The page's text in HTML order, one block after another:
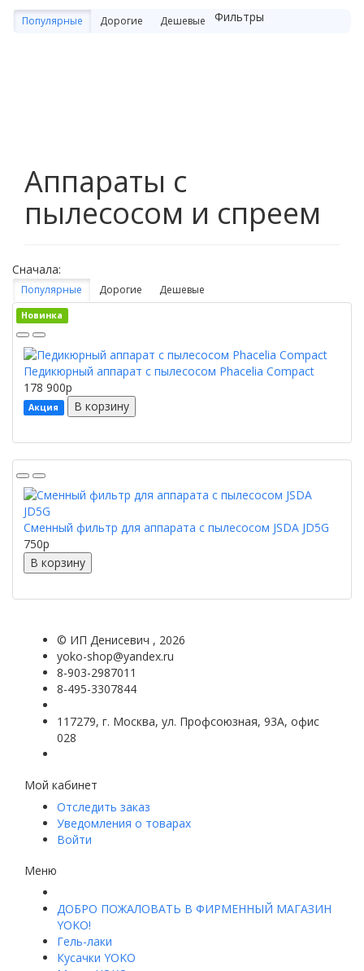
Популярные Дорогие Дешевые Фильтры
Аппараты с
пылесосом и спреем
Сначала:
Популярные Дорогие Дешевые
Новинка
Педикюрный аппарат с пылесосом Phacelia Compact
178 900p
Акция В корзину
Сменный фильтр для аппарата с пылесосом JSDA JD5G
750p
В корзину
© ИП Денисевич , 2026
yoko-shop@yandex.ru
8-903-2987011
8-495-3307844
117279, г. Москва, ул. Профсоюзная, 93А, офис
028
Мой кабинет
Отследить заказ
Уведомления о товарах
Войти
Меню
ДОБРО ПОЖАЛОВАТЬ В ФИРМЕННЫЙ МАГАЗИН
YOKO!
Гель-лаки
Кусачки YOKO